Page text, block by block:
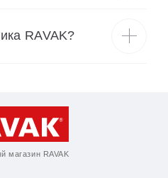
RAVAK?
магазин RAVAK